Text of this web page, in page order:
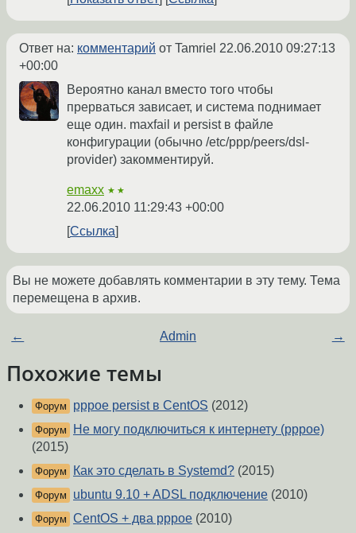
Ответ на: комментарий от Tamriel 22.06.2010 09:27:13
+00:00
Вероятно канал вместо того чтобы
прерваться зависает, и система поднимает
еще один. maxfail и persist в файле
конфигурации (обычно /etc/ppp/peers/dsl-
provider) закомментируй.
emaxx ★★
22.06.2010 11:29:43 +00:00
Ссылка
Вы не можете добавлять комментарии в эту тему. Тема
перемещена в архив.
← Admin →
Похожие темы
Форум pppoe persist в CentOS (2012)
Форум
Не могу подключиться к интернету (pppoe)
(2015)
Форум Как это сделать в Systemd? (2015)
Форум ubuntu 9.10 + ADSL подключение (2010)
Форум CentOS + два pppoe (2010)